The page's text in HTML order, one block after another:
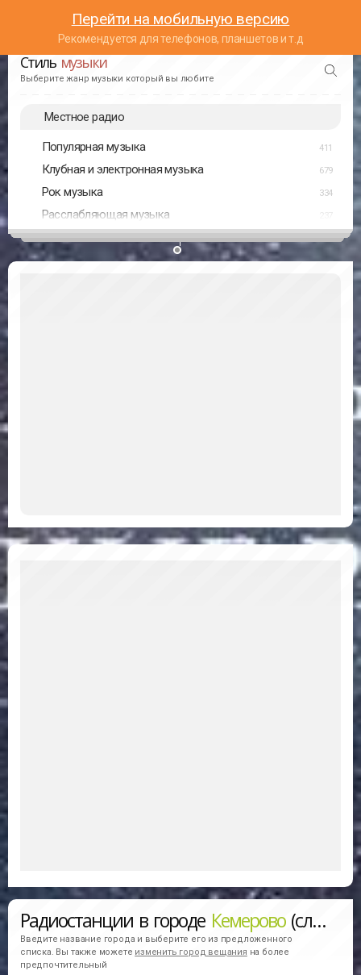
Перейти на мобильную версию
Рекомендуется для телефонов, планшетов и т.д
Стиль музыки
Выберите жанр музыки который вы любите
Местное радио
Популярная музыка 411
Клубная и электронная музыка 679
Рок музыка 334
Расслабляющая музыка
Радиостанции в городе Кемерово(слушать онлайн)
Введите название города и выберите его из предложенного
списка. Вы также можете изменить город вещания на более
предпочтительный